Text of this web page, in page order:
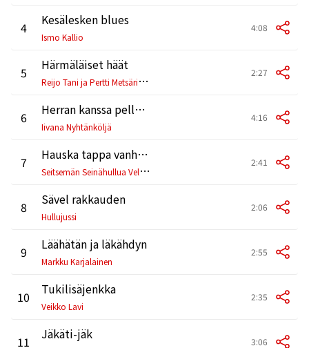
4 Kesälesken blues
Ismo Kallio
4:08
5
Härmäläiset häät
R
eijo Tani ja Pertti Metsärinteen yhtye
2:27
6 Herran kanssa pellon laidassa
Iivana Nyhtänköljä
4:16
7
Hauska tappa vanha tuttu
S
eitsemän Seinähullua Veljestä
2:41
8 Sävel rakkauden
Hullujussi
2:06
9 Läähätän ja läkähdyn
Markku Karjalainen
2:55
10 Tukilisäjenkka
Veikko Lavi
2:35
11 Jäkäti-jäk 3:06